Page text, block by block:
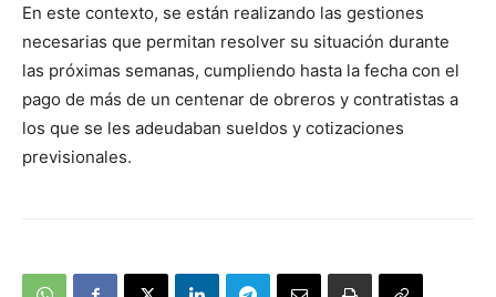
En este contexto, se están realizando las gestiones
necesarias que permitan resolver su situación durante
las próximas semanas, cumpliendo hasta la fecha con el
pago de más de un centenar de obreros y contratistas a
los que se les adeudaban sueldos y cotizaciones
previsionales.